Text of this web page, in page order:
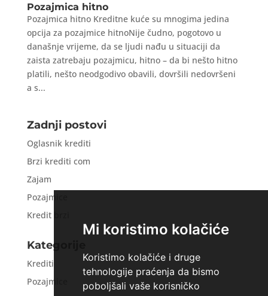
Mi koristimo kolačiće
Koristimo kolačiće i druge
tehnologije praćenja da bismo
poboljšali vaše korisničko
Pozajmica hitno
Pozajmica hitno Kreditne kuće su mnogima jedina
opcija za pozajmice hitnoNije čudno, pogotovo u
današnje vrijeme, da se ljudi nađu u situaciji da
zaista zatrebaju pozajmicu, hitno – da bi nešto hitno
platili, nešto neodgodivo obavili, dovršili nedovršeni
a s...
Zadnji postovi
Oglasnik krediti
Brzi krediti com
Zajam
Pozajmice
Kredit brzi
Kategorije
Krediti
Pozajmice